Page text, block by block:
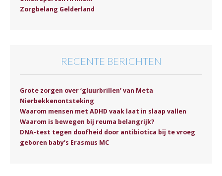
Zorgbelang Gelderland
RECENTE BERICHTEN
Grote zorgen over ‘gluurbrillen’ van Meta
Nierbekkenontsteking
Waarom mensen met ADHD vaak laat in slaap vallen
Waarom is bewegen bij reuma belangrijk?
DNA-test tegen doofheid door antibiotica bij te vroeg
geboren baby’s Erasmus MC